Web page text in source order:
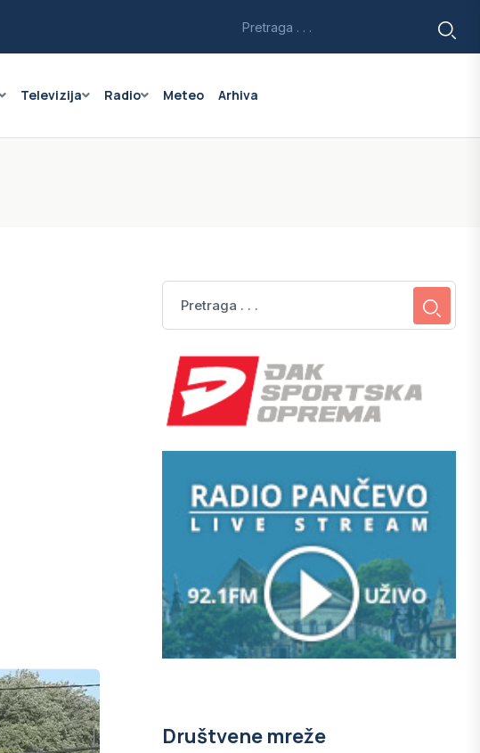
Televizija Radio Meteo Arhiva
Društvene mreže